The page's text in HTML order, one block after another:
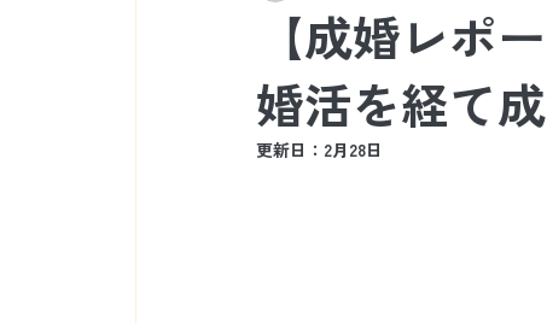
【成婚レポ
婚活を経て
更新日： 2月28日